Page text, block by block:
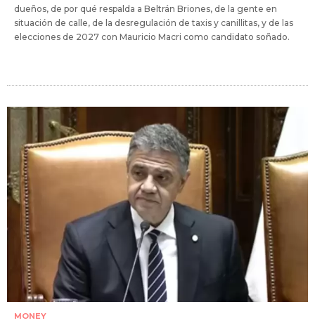
dueños, de por qué respalda a Beltrán Briones, de la gente en
situación de calle, de la desregulación de taxis y canillitas, y de las
elecciones de 2027 con Mauricio Macri como candidato soñado.
MONEY